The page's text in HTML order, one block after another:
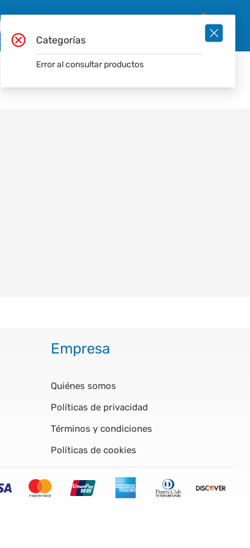
Empresa
Quiénes somos
Políticas de privacidad
Términos y condiciones
Políticas de cookies
Categorías
Error al consultar productos